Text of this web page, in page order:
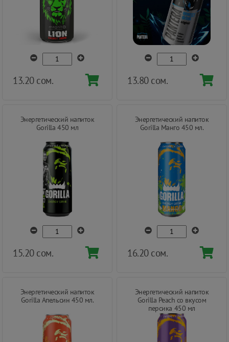
13.20 сом. 13.80 сом.
Энергетический напиток
Gorilla 450 мл
15.20 сом.
Энергетический напиток
Gorilla Манго 450 мл.
16.20 сом.
Энергетический напиток
Gorilla Апельсин 450 мл.
Энергетический напиток
Gorilla Peach со вкусом
персика 450 мл